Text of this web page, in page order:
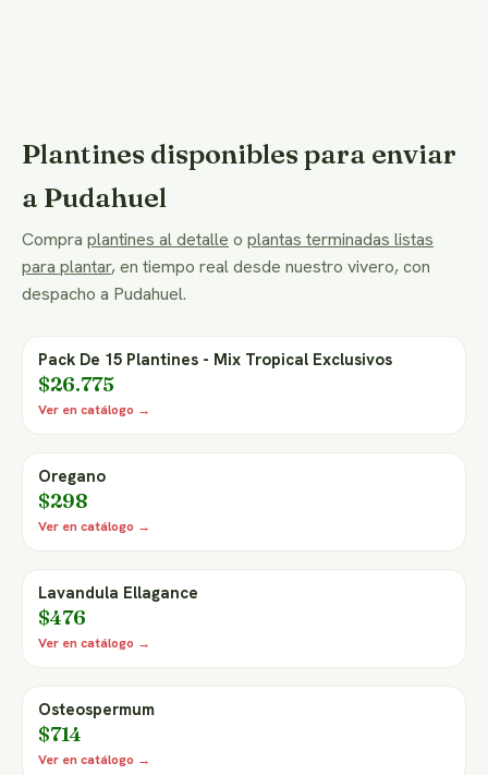
Plantines disponibles para enviar
a Pudahuel
Compra plantines al detalle o plantas terminadas listas
para plantar, en tiempo real desde nuestro vivero, con
despacho a Pudahuel.
Pack De 15 Plantines - Mix Tropical Exclusivos
$26.775
Ver en catálogo →
Oregano
$298
Ver en catálogo →
Lavandula Ellagance
$476
Ver en catálogo →
Osteospermum
$714
Ver en catálogo →